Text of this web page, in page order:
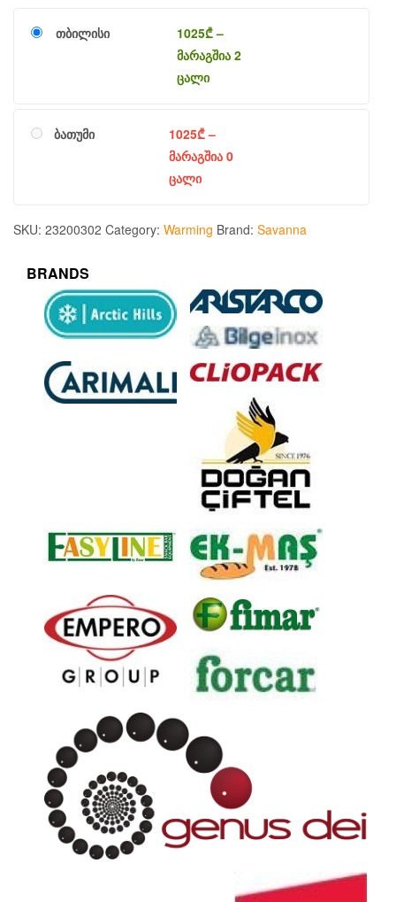
თბილისი 1025₾–
მარაგშია 2
ცალი
ბათუმი 1025₾–
მარაგშია 0
ცალი
SKU: 23200302 Category: Warming Brand: Savanna
BRANDS